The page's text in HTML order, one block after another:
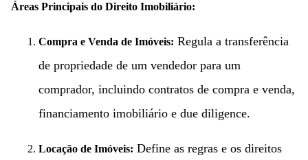
Áreas Principais do Direito Imobiliário:
Compra e Venda de Imóveis: Regula a transferência
de propriedade de um vendedor para um
comprador, incluindo contratos de compra e venda,
financiamento imobiliário e due diligence.
Locação de Imóveis: Define as regras e os direitos